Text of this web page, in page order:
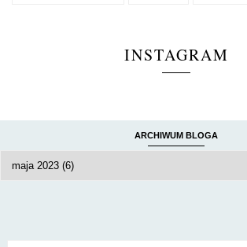
INSTAGRAM
ARCHIWUM BLOGA